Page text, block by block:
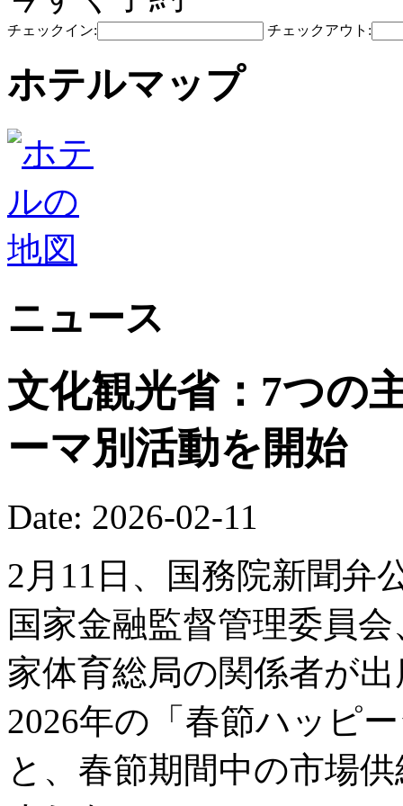
チェックイン: チェックアウト:
ホテルマップ
ニュース
文化観光省：7つの
ーマ別活動を開始
Date: 2026-02-11
2月11日、国務院新聞弁
国家金融監督管理委員
家体育総局の関係者が
2026年の「春節ハッピ
と、春節期間中の市場